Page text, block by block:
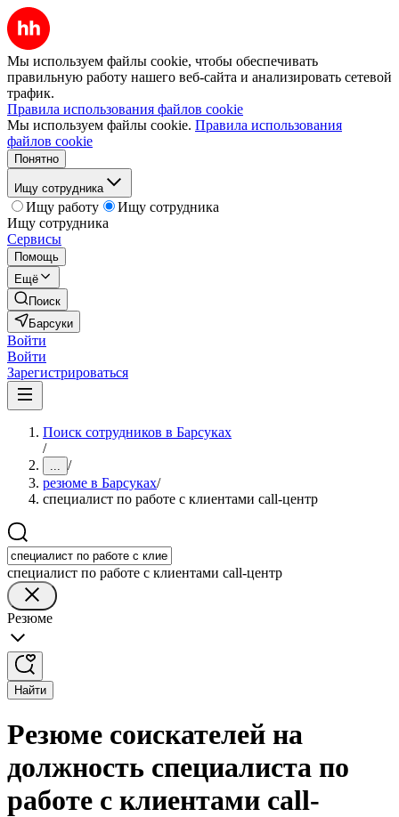
Мы используем файлы cookie, чтобы обеспечивать
правильную работу нашего веб-сайта и анализировать сетевой
трафик.
Правила использования файлов cookie
Мы используем файлы cookie. Правила использования
файлов cookie
Понятно
Ищу сотрудника
Ищу работу
Ищу сотрудника
Ищу сотрудника
Сервисы
Помощь
Ещё
Поиск
Барсуки
Войти
Войти
Зарегистрироваться
Поиск сотрудников в Барсуках
/
... /
резюме в Барсуках/
специалист по работе с клиентами call-центр
специалист по работе с клиентами call-центр
Резюме
Найти
Резюме соискателей на
должность специалиста по
работе с клиентами call-